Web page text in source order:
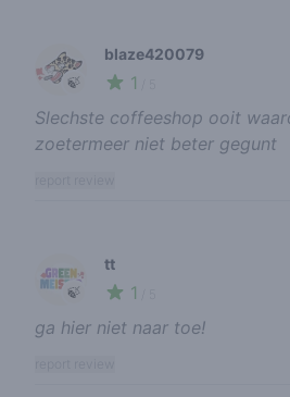
🍃
blaze420079
1
Slechste coffeeshop ooit
zoetermeer niet beter gegunt
🍃
tt
1
ga hier niet naar toe!